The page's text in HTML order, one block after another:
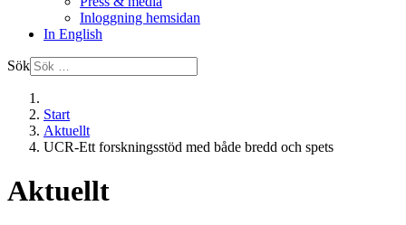
Inloggning hemsidan
In English
Sök
Start
Aktuellt
UCR-Ett forskningsstöd med både bredd och spets
Aktuellt